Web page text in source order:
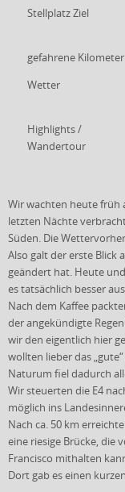
Stellplatz Ziel
gefahrene Kilometer
Wetter
Highlights /
Wandertour
Wir wachten heute früh
letzten Nächte
Süden. Die
Also galt der erste Blick
geändert hat. Heute
es tatsächlich besser
Nach dem Kaffee
der angekündigte
wir den eigentlich hier
wollten lieber das
Naturum fiel dadurch
Wir steuerten die E4
möglich ins
Nach ca. 50 km
eine riesige Brücke, die
Francisco mithalten
Dort gab es einen